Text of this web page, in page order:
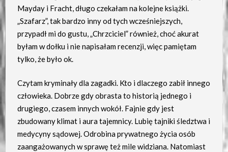
Mayday i Fracht, długo czekałam na kolejne książki.
„Szafarz”, tak bardzo inny od tych wcześniejszych,
przypadł mi do gustu, „Chrzciciel” również, choć akurat
byłam w dołku i nie napisałam recenzji, więc pamiętam
tylko, że było ok.
Czytam kryminały dla zagadki. Kto i dlaczego zabił innego
człowieka. Dobrze gdy obrasta to historią jednego i
drugiego, czasem innych wokół. Fajnie gdy jest
zbudowany klimat i aura tajemnicy. Lubię tajniki śledztwa i
medycyny sądowej. Odrobina prywatnego życia osób
zaangażowanych w sprawę też mile widziana. Natomiast